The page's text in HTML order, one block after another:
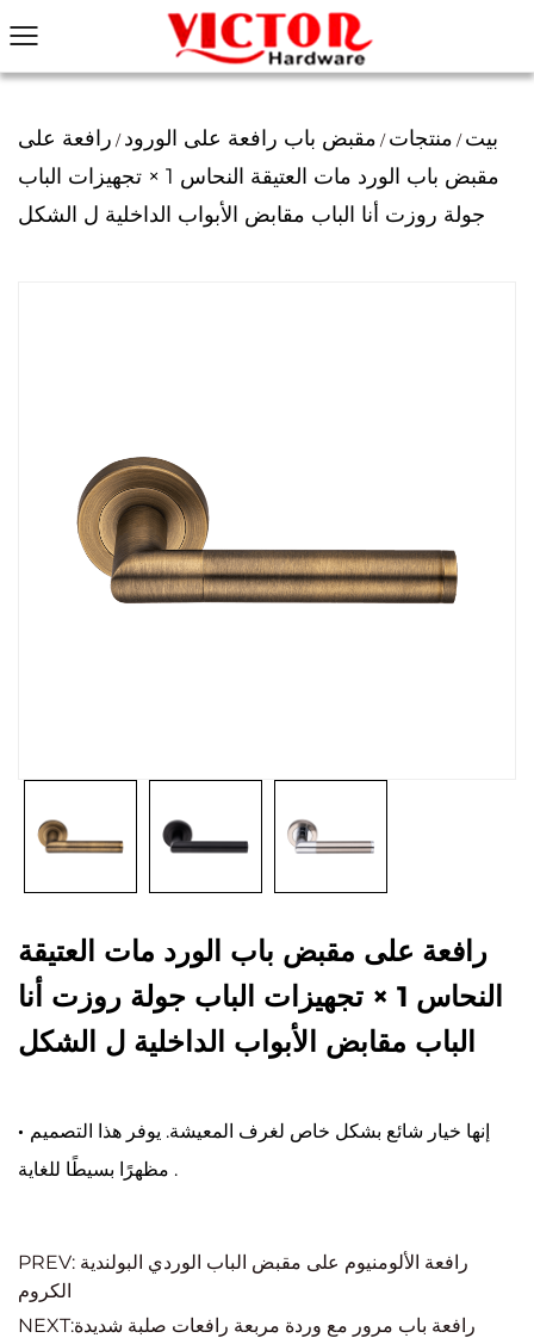
بيت / منتجات / مقبض باب رافعة على الورود / رافعة على
مقبض باب الورد مات العتيقة النحاس 1 × تجهيزات الباب
جولة روزت أنا الباب مقابض الأبواب الداخلية ل الشكل
رافعة على مقبض باب الورد مات العتيقة
النحاس 1 × تجهيزات الباب جولة روزت أنا
الباب مقابض الأبواب الداخلية ل الشكل
· إنها خيار شائع بشكل خاص لغرف المعيشة. يوفر هذا التصميم
مظهرًا بسيطًا للغاية .
PREV: رافعة الألومنيوم على مقبض الباب الوردي البولندية
الكروم
NEXT:رافعة باب مرور مع وردة مربعة رافعات صلبة شديدة